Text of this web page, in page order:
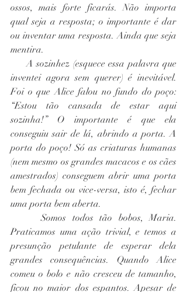
ossos, mais forte ficarás. Não importa
qual seja a resposta; o importante é dar
ou inventar uma resposta. Ainda que seja
mentira.
     A sozinhez (esquece essa palavra que
inventei agora sem querer) é inevitável.
Foi o que Alice falou no fundo do poço:
“Estou tão cansada de estar aqui
sozinha!” O importante é que ela
conseguiu sair de lá, abrindo a porta. A
porta do poço! Só as criaturas humanas
(nem mesmo os grandes macacos e os cães
amestrados) conseguem abrir uma porta
bem fechada ou vice-versa, isto é, fechar
uma porta bem aberta.
     Somos todos tão bobos, Maria.
Praticamos uma ação trivial, e temos a
presunção petulante de esperar dela
grandes consequências. Quando Alice
comeu o bolo e não cresceu de tamanho,
ficou no maior dos espantos. Apesar de